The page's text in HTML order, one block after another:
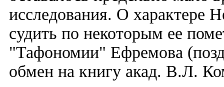
исследования. О характере
судить по некоторым ее
"Тафономии" Ефремова
обмен на книгу акад. В.Л.